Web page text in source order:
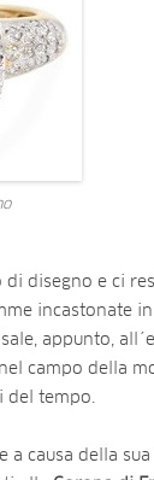
di disegno e ci
incastonate
appunto,
campo della
del tempo.
causa della